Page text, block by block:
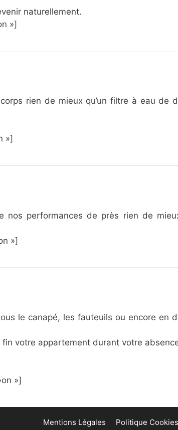
naturellement.
»]
rien de mieux qu’un filtre à eau de
»]
performances de près rien de
»]
le canapé, les fauteuils ou encore en
votre appartement durant votre
»]
Mentions Légales Politique Cookies